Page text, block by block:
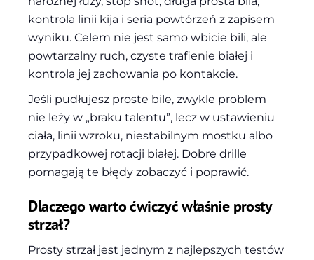
kontrola linii kija i seria powtórzeń z zapisem
wyniku. Celem nie jest samo wbicie bili, ale
powtarzalny ruch, czyste trafienie białej i
kontrola jej zachowania po kontakcie.
Jeśli pudłujesz proste bile, zwykle problem
nie leży w „braku talentu”, lecz w ustawieniu
ciała, linii wzroku, niestabilnym mostku albo
przypadkowej rotacji białej. Dobre drille
pomagają te błędy zobaczyć i poprawić.
Dlaczego warto ćwiczyć właśnie prosty
strzał?
Prosty strzał jest jednym z najlepszych testów